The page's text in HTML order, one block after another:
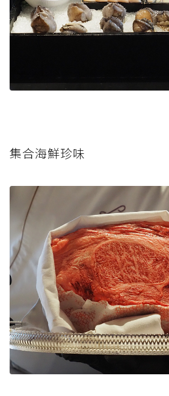
集合海鮮珍味